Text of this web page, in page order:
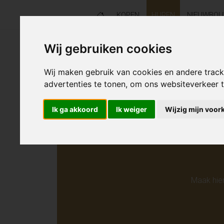
Wij gebruiken cookies
Wij maken gebruik van cookies en andere
advertenties te tonen, om ons websiteverkeer
Ik ga akkoord Ik weiger Wijzig mijn
KOPEN HUREN
Helaas
Maak